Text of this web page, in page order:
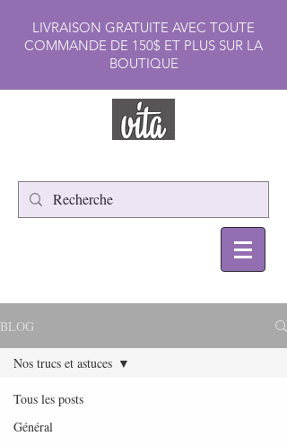
LIVRAISON GRATUITE AVEC TOUTE
COMMANDE DE 150$ ET PLUS SUR LA
BOUTIQUE
BLOG
Tous les posts
Général
Nos trucs et astuces